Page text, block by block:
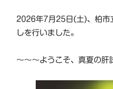
2026年7月25日(土)、柏市
しを行いました。
～～～ようこそ、真夏の肝